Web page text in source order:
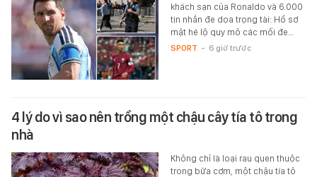
khách sạn của Ronaldo và 6.000
tin nhắn đe dọa trọng tài: Hồ sơ
mật hé lộ quy mô các mối đe…
SPORT - 6 giờ trước
4 lý do vì sao nên trồng một chậu cây tía tô trong
nhà
Không chỉ là loại rau quen thuộc
trong bữa cơm, một chậu tía tô